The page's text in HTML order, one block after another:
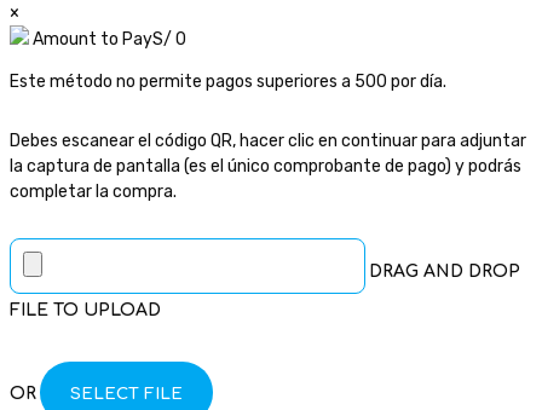
×
Amount to PayS/ 0
Este método no permite pagos superiores a 500 por día.
Debes escanear el código QR, hacer clic en continuar para adjuntar
la captura de pantalla (es el único comprobante de pago) y podrás
completar la compra.
DRAG AND DROP
FILE TO UPLOAD
OR SELECT FILE